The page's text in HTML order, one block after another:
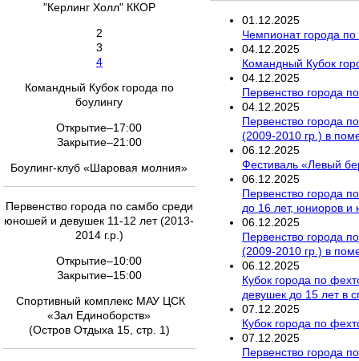
"Керлинг Холл" ККОР
2
3
4
Командный Кубок города по
боулингу
Открытие–17:00
Закрытие–21:00
Боулинг-клуб «Шаровая молния»
Первенство города по самбо среди
юношей и девушек 11-12 лет (2013-
2014 г.р.)
Открытие–10:00
Закрытие–15:00
Спортивный комплекс МАУ ЦСК
«Зал Единоборств»
(Остров Отдыха 15, стр. 1)
01 12 2025
Чемпионат города по
04 12 2025
Командный Кубок
04 12 2025
Первенство города
04 12 2025
Первенство города
(2009-2010 гр.) в
06 12 2025
Фестиваль «Левый
06 12 2025
Первенство города
до 16 лет, юниоров и
06 12 2025
Первенство города
(2009-2010 гр.) в
06 12 2025
Кубок города по
девушек до 15 лет в
07 12 2025
Кубок города по
07 12 2025
Первенство города